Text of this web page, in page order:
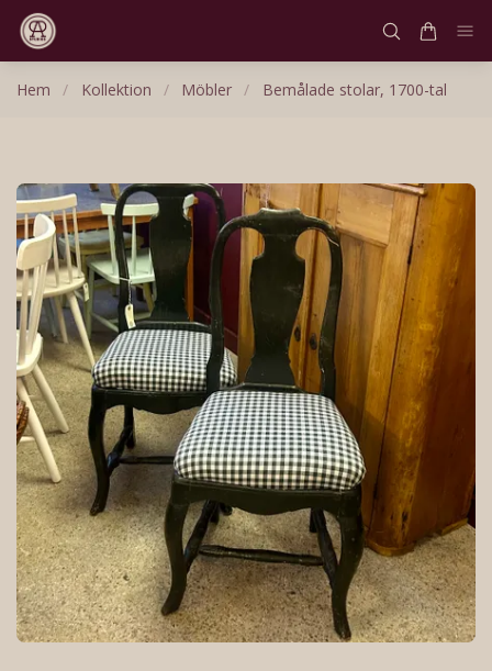
Hem / Kollektion / Möbler / Bemålade stolar, 1700-tal